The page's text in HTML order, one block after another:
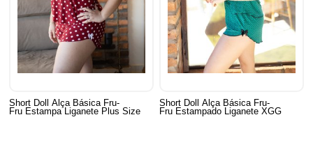
Short Doll Alça Básica Fru-
Fru Estampa Liganete Plus Size
Short Doll Alça Básica Fru-
Fru Estampado Liganete XGG